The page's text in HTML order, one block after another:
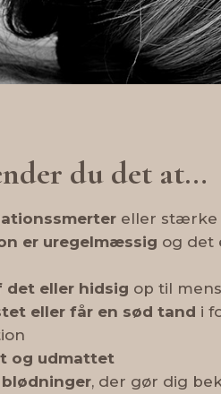
du det at…
eller stærke
er uregelmæssig og det
det eller hidsig op til
eller får en sød tand i
og udmattet
, der gør dig